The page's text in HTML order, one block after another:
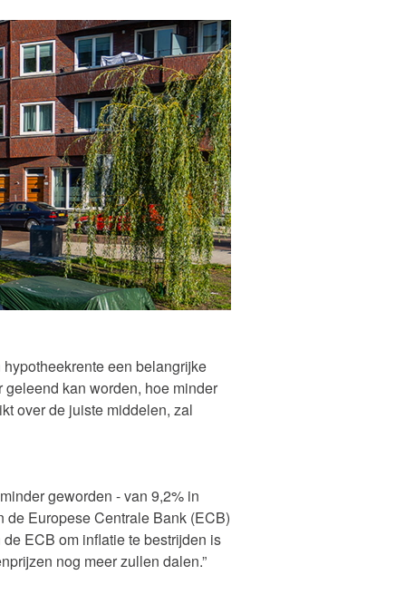
een belangrijke
kan worden, hoe minder
over de juiste middelen, zal
geworden - van 9,2% in
de Europese Centrale Bank (ECB)
ECB om inflatie te bestrijden is
nog meer zullen dalen.”